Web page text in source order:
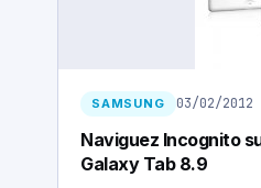
SAMSUNG 03/02/2012
Naviguez Incognito
Galaxy Tab 8.9